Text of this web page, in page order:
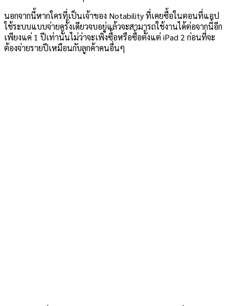
นอกจากนี้หากใครที่เป็นเจ้าของ Notability ที่เคยซื้อในตอนที่แอป
ใช้ระบบแบบจ่ายครั้งเดียวจบอยู่แล้วจะสามารถใช้งานได้ต่อจากนี้อีก
เพียงแค่ 1 ปีเท่านั้นไม่ว่าจะเพิ่งซื้อหรือซื้อตั้งแต่ iPad 2 ก่อนที่จะ
ต้องจ่ายรายปีเหมือนกับลูกค้าคนอื่นๆ